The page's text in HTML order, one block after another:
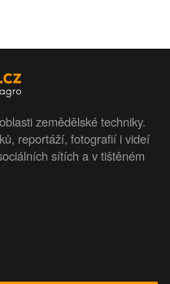
zemědělské techniky.
reportáží, fotografií i videí
sítích a v tištěném